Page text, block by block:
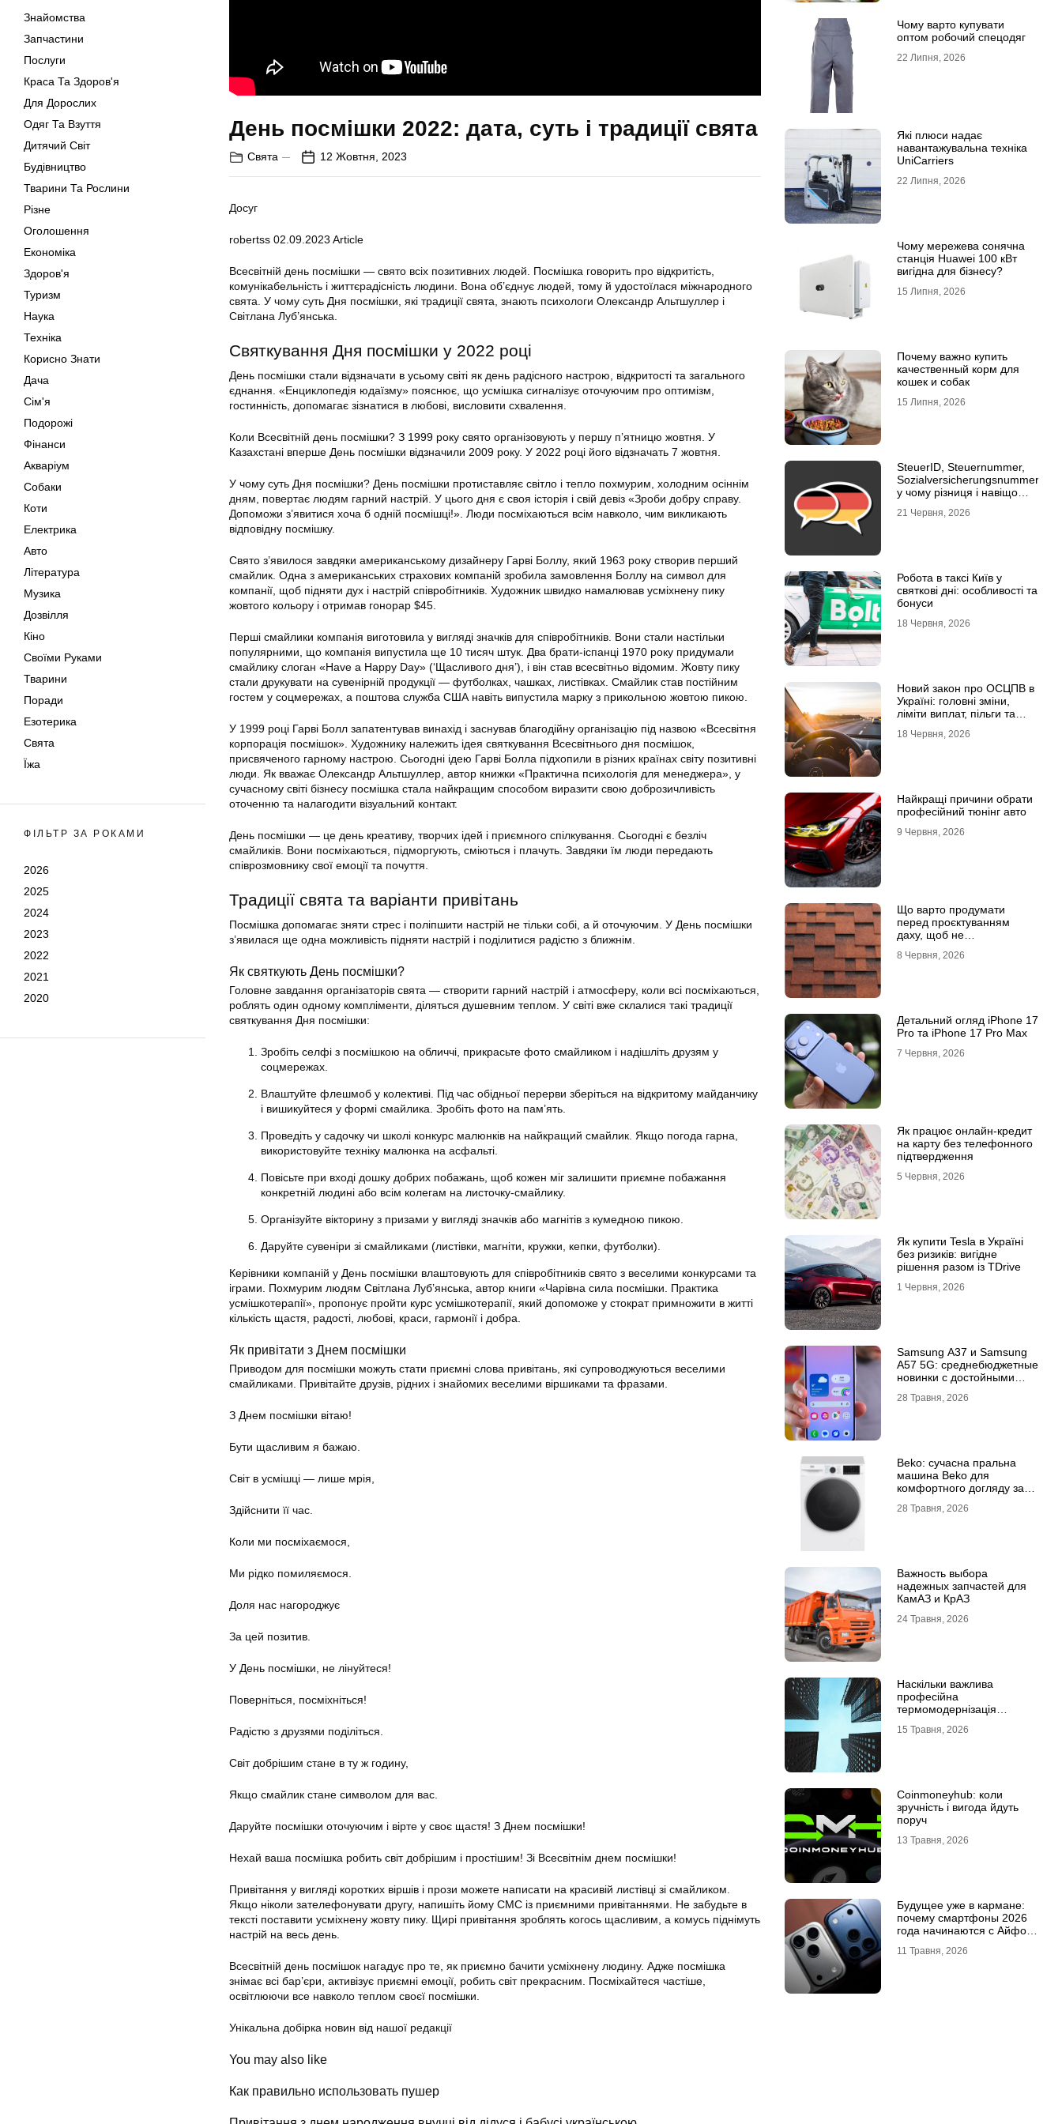
Знайомства
Запчастини
Послуги
Краса Та Здоров'я
Для Дорослих
Одяг Та Взуття
Дитячий Світ
Будівництво
Тварини Та Рослини
Різне
Оголошення
Економіка
Здоров'я
Туризм
Наука
Техніка
Корисно Знати
Дача
Сім'я
Подорожі
Фінанси
Акваріум
Собаки
Коти
Електрика
Авто
Література
Музика
Дозвілля
Кіно
Своїми Руками
Тварини
Поради
Езотерика
Свята
Їжа
ФІЛЬТР ЗА РОКАМИ
2026
2025
2024
2023
2022
2021
2020
День посмішки 2022: дата, суть і традиції свята
Свята 12 Жовтня, 2023
Досуг
robertss 02.09.2023 Article
Всесвітній день посмішки — свято всіх позитивних людей. Посмішка говорить про відкритість,
комунікабельність і життєрадісність людини. Вона об’єднує людей, тому й удостоїлася міжнародного
свята. У чому суть Дня посмішки, які традиції свята, знають психологи Олександр Альтшуллер і
Світлана Луб’янська.
Святкування Дня посмішки у 2022 році
День посмішки стали відзначати в усьому світі як день радісного настрою, відкритості та загального
єднання. «Енциклопедія юдаїзму» пояснює, що усмішка сигналізує оточуючим про оптимізм,
гостинність, допомагає зізнатися в любові, висловити схвалення.
Коли Всесвітній день посмішки? З 1999 року свято організовують у першу п’ятницю жовтня. У
Казахстані вперше День посмішки відзначили 2009 року. У 2022 році його відзначать 7 жовтня.
У чому суть Дня посмішки? День посмішки протиставляє світло і тепло похмурим, холодним осіннім
дням, повертає людям гарний настрій. У цього дня є своя історія і свій девіз «Зроби добру справу.
Допоможи з’явитися хоча б одній посмішці!». Люди посміхаються всім навколо, чим викликають
відповідну посмішку.
Свято з’явилося завдяки американському дизайнеру Гарві Боллу, який 1963 року створив перший
смайлик. Одна з американських страхових компаній зробила замовлення Боллу на символ для
компанії, щоб підняти дух і настрій співробітників. Художник швидко намалював усміхнену пику
жовтого кольору і отримав гонорар $45.
Перші смайлики компанія виготовила у вигляді значків для співробітників. Вони стали настільки
популярними, що компанія випустила ще 10 тисяч штук. Два брати-іспанці 1970 року придумали
смайлику слоган «Have a Happy Day» (‘Щасливого дня’), і він став всесвітньо відомим. Жовту пику
стали друкувати на сувенірній продукції — футболках, чашках, листівках. Смайлик став постійним
гостем у соцмережах, а поштова служба США навіть випустила марку з прикольною жовтою пикою.
У 1999 році Гарві Болл запатентував винахід і заснував благодійну організацію під назвою «Всесвітня
корпорація посмішок». Художнику належить ідея святкування Всесвітнього дня посмішок,
присвяченого гарному настрою. Сьогодні ідею Гарві Болла підхопили в різних країнах світу позитивні
люди. Як вважає Олександр Альтшуллер, автор книжки «Практична психологія для менеджера», у
сучасному світі бізнесу посмішка стала найкращим способом виразити свою доброзичливість
оточенню та налагодити візуальний контакт.
День посмішки — це день креативу, творчих ідей і приємного спілкування. Сьогодні є безліч
смайликів. Вони посміхаються, підморгують, сміються і плачуть. Завдяки їм люди передають
співрозмовнику свої емоції та почуття.
Традиції свята та варіанти привітань
Посмішка допомагає зняти стрес і поліпшити настрій не тільки собі, а й оточуючим. У День посмішки
з’явилася ще одна можливість підняти настрій і поділитися радістю з ближнім.
Як святкують День посмішки?
Головне завдання організаторів свята — створити гарний настрій і атмосферу, коли всі посміхаються,
роблять один одному компліменти, діляться душевним теплом. У світі вже склалися такі традиції
святкування Дня посмішки:
Зробіть селфі з посмішкою на обличчі, прикрасьте фото смайликом і надішліть друзям у
соцмережах.
Влаштуйте флешмоб у колективі. Під час обідньої перерви зберіться на відкритому майданчику
і вишикуйтеся у формі смайлика. Зробіть фото на пам’ять.
Проведіть у садочку чи школі конкурс малюнків на найкращий смайлик. Якщо погода гарна,
використовуйте техніку малюнка на асфальті.
Повісьте при вході дошку добрих побажань, щоб кожен міг залишити приємне побажання
конкретній людині або всім колегам на листочку-смайлику.
Організуйте вікторину з призами у вигляді значків або магнітів з кумедною пикою.
Даруйте сувеніри зі смайликами (листівки, магніти, кружки, кепки, футболки).
Керівники компаній у День посмішки влаштовують для співробітників свято з веселими конкурсами та
іграми. Похмурим людям Світлана Луб’янська, автор книги «Чарівна сила посмішки. Практика
усмішкотерапії», пропонує пройти курс усмішкотерапії, який допоможе у стократ примножити в житті
кількість щастя, радості, любові, краси, гармонії і добра.
Як привітати з Днем посмішки
Приводом для посмішки можуть стати приємні слова привітань, які супроводжуються веселими
смайликами. Привітайте друзів, рідних і знайомих веселими віршиками та фразами.
З Днем посмішки вітаю!
Бути щасливим я бажаю.
Світ в усмішці — лише мрія,
Здійснити її час.
Коли ми посміхаємося,
Ми рідко помиляємося.
Доля нас нагороджує
За цей позитив.
У День посмішки, не лінуйтеся!
Поверніться, посміхніться!
Радістю з друзями поділіться.
Світ добрішим стане в ту ж годину,
Якщо смайлик стане символом для вас.
Даруйте посмішки оточуючим і вірте у своє щастя! З Днем посмішки!
Нехай ваша посмішка робить світ добрішим і простішим! Зі Всесвітнім днем посмішки!
Привітання у вигляді коротких віршів і прози можете написати на красивій листівці зі смайликом.
Якщо ніколи зателефонувати другу, напишіть йому СМС із приємними привітаннями. Не забудьте в
тексті поставити усміхнену жовту пику. Щирі привітання зроблять когось щасливим, а комусь піднімуть
настрій на весь день.
Всесвітній день посмішок нагадує про те, як приємно бачити усміхнену людину. Адже посмішка
знімає всі бар’єри, активізує приємні емоції, робить світ прекрасним. Посміхайтеся частіше,
освітлюючи все навколо теплом своєї посмішки.
Унікальна добірка новин від нашої редакції
You may also like
Как правильно использовать пушер
Чому варто купувати
оптом робочий спецодяг
22 Липня, 2026
Які плюси надає
навантажувальна техніка
UniCarriers
22 Липня, 2026
Чому мережева сонячна
станція Huawei 100 кВт
вигідна для бізнесу?
15 Липня, 2026
Почему важно купить
качественный корм для
кошек и собак
15 Липня, 2026
SteuerID, Steuernummer,
Sozialversicherungsnummer:
у чому різниця і навіщо
21 Червня, 2026
Робота в таксі Київ у
святкові дні: особливості та
бонуси
18 Червня, 2026
Новий закон про ОСЦПВ в
Україні: головні зміни,
ліміти виплат, пільги та
18 Червня, 2026
Найкращі причини обрати
професійний тюнінг авто
9 Червня, 2026
Що варто продумати
перед проєктуванням
даху, щоб не
будівництва
8 Червня, 2026
Детальний огляд iPhone 17
Pro та iPhone 17 Pro Max
7 Червня, 2026
Як працює онлайн-кредит
на карту без телефонного
підтвердження
5 Червня, 2026
Як купити Tesla в Україні
без ризиків: вигідне
рішення разом із TDrive
1 Червня, 2026
Samsung A37 и Samsung
A57 5G: среднебюджетные
новинки с достойными
28 Травня, 2026
Beko: сучасна пральна
машина Beko для
комфортного догляду за
28 Травня, 2026
Важность выбора
надежных запчастей для
КамАЗ и КрАЗ
24 Травня, 2026
Наскільки важлива
професійна
термомодернізація
15 Травня, 2026
Coinmoneyhub: коли
зручність і вигода йдуть
поруч
13 Травня, 2026
Будущее уже в кармане:
почему смартфоны 2026
года начинаются с Айфон
11 Травня, 2026